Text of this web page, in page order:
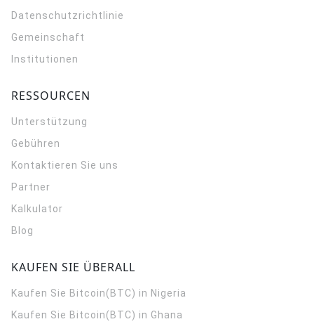
Datenschutzrichtlinie
Gemeinschaft
Institutionen
RESSOURCEN
Unterstützung
Gebühren
Kontaktieren Sie uns
Partner
Kalkulator
Blog
KAUFEN SIE ÜBERALL
Kaufen Sie Bitcoin(BTC) in Nigeria
Kaufen Sie Bitcoin(BTC) in Ghana